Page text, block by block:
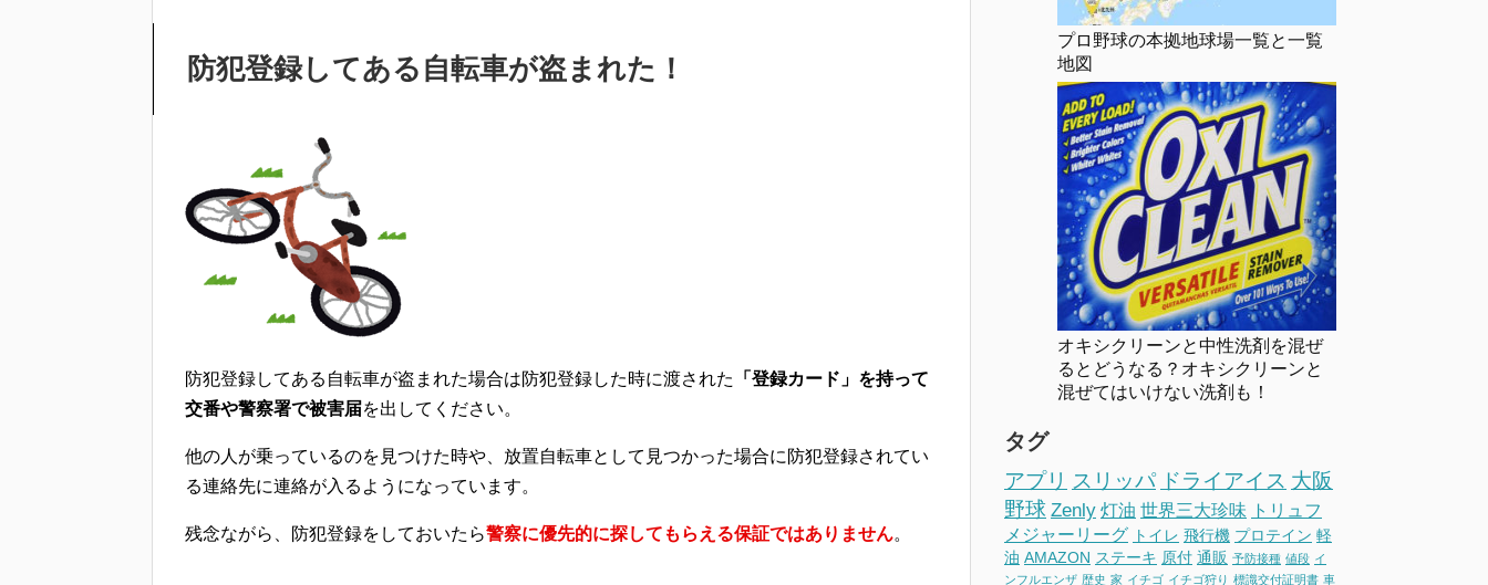
防犯登録してある自転車が盗まれた！
防犯登録してある自転車が盗まれた場合は防犯登録した時に渡された
「登録カード」を持って
交番や警察署で被害届を出してください。
他の人が乗っているのを見つけた時や、放置自転車として見つかった場合に防犯登録されてい
る連絡先に連絡が入るようになっています。
残念ながら、防犯登録をしておいたら警察に優先的に探してもらえる保証ではありません。
プロ野球の本拠地球場一覧と一覧
地図
オキシクリーンと中性洗剤を混ぜ
るとどうなる？オキシクリーンと
混ぜてはいけない洗剤も！
タグ
アプリ スリッパ ドライアイス 大阪
野球 Zenly 灯油 世界三大珍味
トリュフ
メジャーリーグ
トイレ 飛行機 プロテイン 軽
油 AMAZON ステーキ 原付 通販 予防接種 値段 イ
ンフルエンザ 歴史 家 イチゴ イチゴ狩り 標識交付証明書 車